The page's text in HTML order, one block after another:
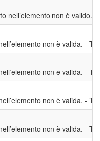
nell’elemento non è valido.
non è valida. -
non è valida. -
non è valida. -
non è valida. -